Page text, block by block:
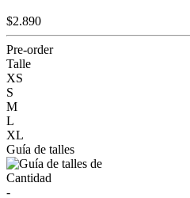
$2.890
Pre-order
Talle
XS
S
M
L
XL
Guía de talles
Cantidad
-